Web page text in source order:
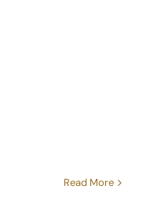
Read More